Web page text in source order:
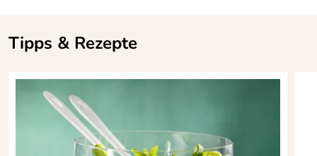
Tipps & Rezepte